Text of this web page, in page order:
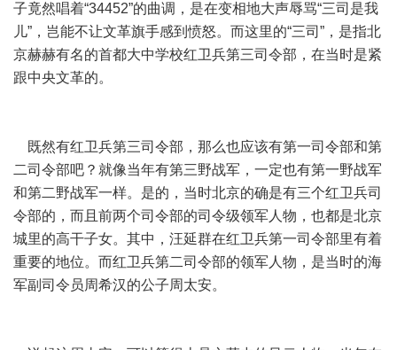
子竟然唱着“34452”的曲调，是在变相地大声辱骂“三司是我
儿”，岂能不让文革旗手感到愤怒。而这里的“三司”，是指北
京赫赫有名的首都大中学校红卫兵第三司令部，在当时是紧
跟中央文革的。
既然有红卫兵第三司令部，那么也应该有第一司令部和第
二司令部吧？就像当年有第三野战军，一定也有第一野战军
和第二野战军一样。是的，当时北京的确是有三个红卫兵司
令部的，而且前两个司令部的司令级领军人物，也都是北京
城里的高干子女。其中，汪延群在红卫兵第一司令部里有着
重要的地位。而红卫兵第二司令部的领军人物，是当时的海
军副司令员周希汉的公子周太安。